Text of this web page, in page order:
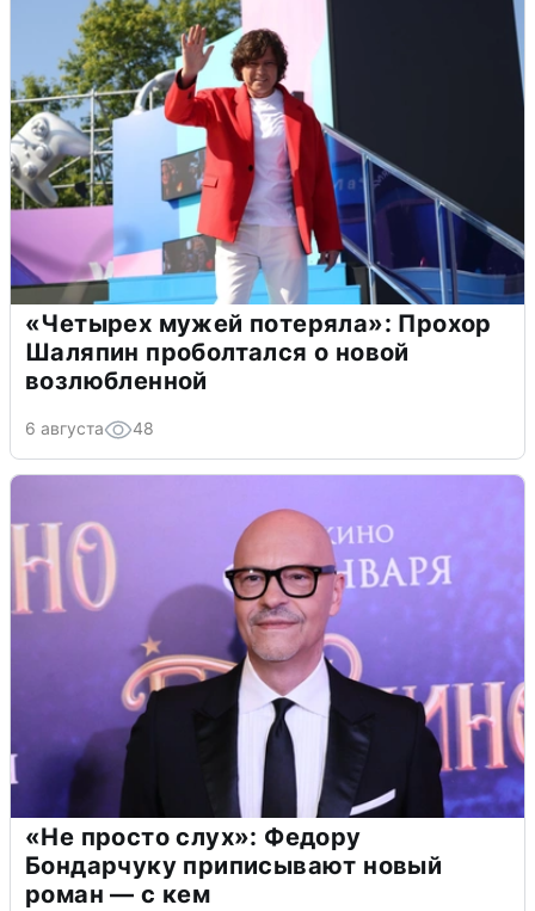
«Четырех мужей потеряла»: Прохор
Шаляпин проболтался о новой
возлюбленной
6 августа 48
«Не просто слух»: Федору
Бондарчуку приписывают новый
роман — с кем